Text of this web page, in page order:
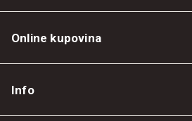
Online kupovina
Info